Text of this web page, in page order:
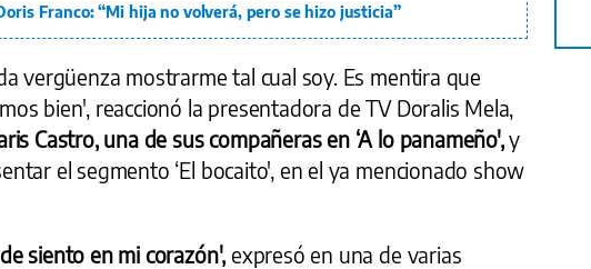
Franco: “Mi hija no volverá, pero se hizo justicia”
vergüenza mostrarme tal cual soy. Es mentira que
bien', reaccionó la presentadora de TV Doralis Mela,
Castro, una de sus compañeras en ‘A lo panameño',y
el segmento ‘El bocaito', en el ya mencionado show
siento en mi corazón', expresó en una de varias